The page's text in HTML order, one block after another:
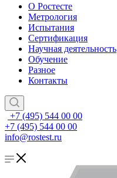
О Ростесте
Метрология
Испытания
Сертификация
Научная деятельность
Обучение
Разное
Контакты
+7 (495) 544 00 00
+7 (495) 544 00 00
info@rostest.ru